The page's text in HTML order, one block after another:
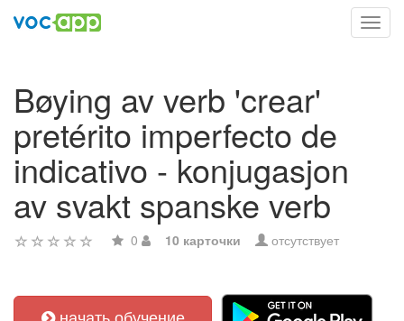
Bøying av verb 'crear'
pretérito imperfecto de
indicativo - konjugasjon
av svakt spanske verb
0 10 карточки отсутствует